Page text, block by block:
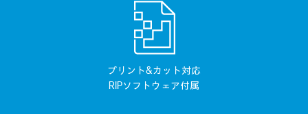
プリント&カット対応
RIPソフトウェア付属